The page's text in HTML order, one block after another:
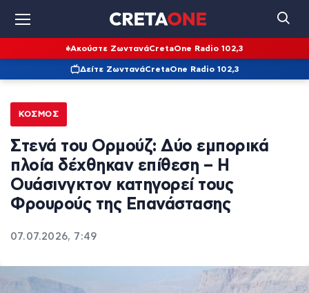
Ακούστε ΖωντανάCretaOne Radio 102,3
Δείτε ΖωντανάCretaOne Radio 102,3
ΚΌΣΜΟΣ
Στενά του Ορμούζ: Δύο εμπορικά
πλοία δέχθηκαν επίθεση – Η
Ουάσινγκτον κατηγορεί τους
Φρουρούς της Επανάστασης
07.07.2026, 7:49